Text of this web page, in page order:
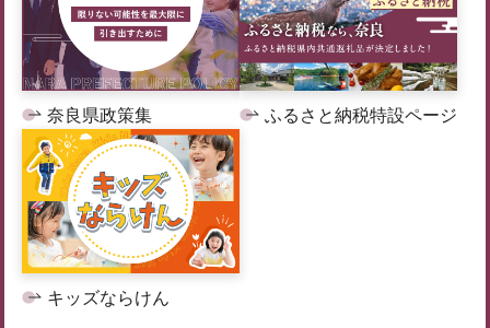
奈良県政策集 ふるさと納税特設ページ
キッズならけん